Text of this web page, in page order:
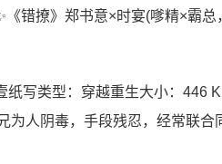
错撩》​郑书意×时宴(嗲精×霸总
纸写类型：穿越重生大小：446
为人阴毒，手段残忍，经常联合